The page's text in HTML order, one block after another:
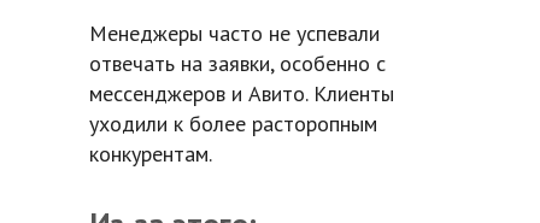
Менеджеры часто не успевали
отвечать на заявки, особенно с
мессенджеров и Авито. Клиенты
уходили к более расторопным
конкурентам.